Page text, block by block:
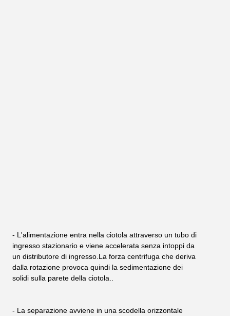
- L'alimentazione entra nella ciotola attraverso un tubo di
ingresso stazionario e viene accelerata senza intoppi da
un distributore di ingresso.La forza centrifuga che deriva
dalla rotazione provoca quindi la sedimentazione dei
solidi sulla parete della ciotola..
- La separazione avviene in una scodella orizzontale